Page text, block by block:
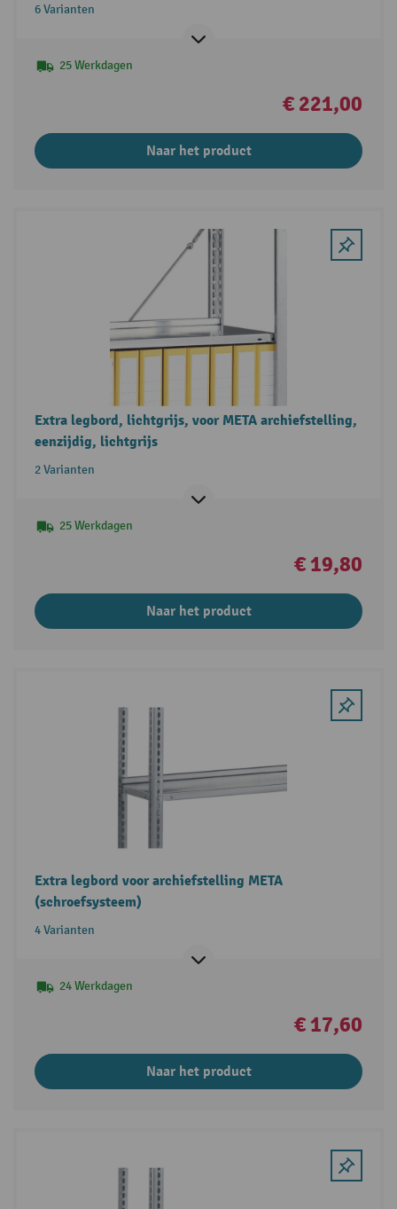
6 Varianten
25 Werkdagen
€ 221,00
Naar het product
Extra legbord, lichtgrijs, voor META archiefstelling,
eenzijdig, lichtgrijs
2 Varianten
25 Werkdagen
€ 19,80
Naar het product
Extra legbord voor archiefstelling META
(schroefsysteem)
4 Varianten
24 Werkdagen
€ 17,60
Naar het product